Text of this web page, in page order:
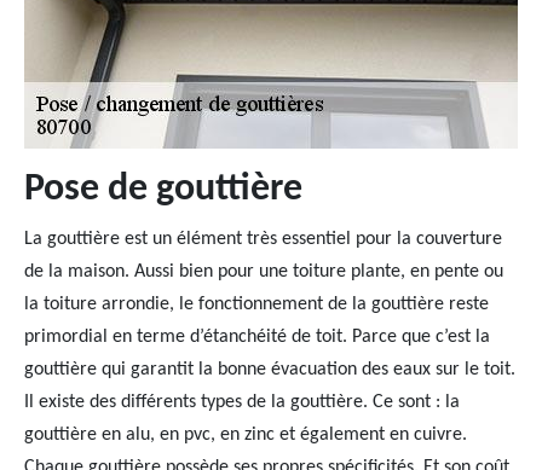
Pose de gouttière
La gouttière est un élément très essentiel pour la couverture
de la maison. Aussi bien pour une toiture plante, en pente ou
la toiture arrondie, le fonctionnement de la gouttière reste
primordial en terme d’étanchéité de toit. Parce que c’est la
gouttière qui garantit la bonne évacuation des eaux sur le toit.
Il existe des différents types de la gouttière. Ce sont : la
gouttière en alu, en pvc, en zinc et également en cuivre.